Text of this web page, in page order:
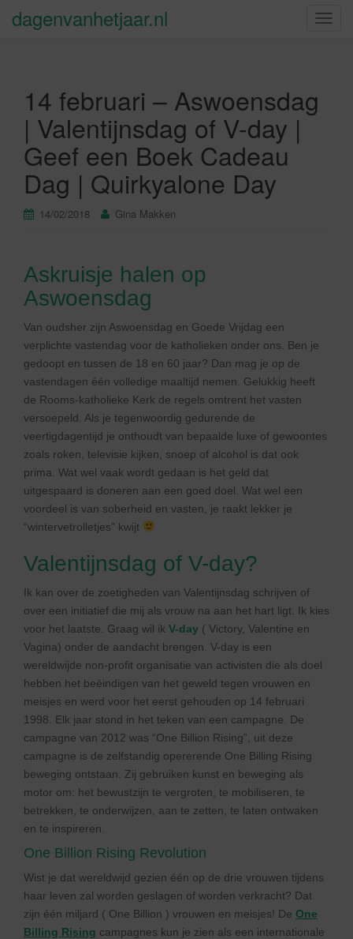
S
dagenvanhetjaar.nl
14 februari – Aswoensdag
| Valentijnsdag of V-day |
Geef een Boek Cadeau
Dag | Quirkyalone Day
14/02/2018 Gina Makken
Askruisje halen op
Aswoensdag
Van oudsher zijn Aswoensdag en Goede Vrijdag een
verplichte vastendag voor de katholieken onder ons. Ben je
gedoopt en tussen de 18 en 60 jaar? Dan mag je op de
vastendagen één volledige maaltijd nemen. Gelukkig heeft
de Rooms-katholieke Kerk de regels omtrent het vasten
versoepeld. Als je tegenwoordig gedurende de
veertigdagentijd je onthoudt van bepaalde luxe of gewoontes
zoals roken, televisie kijken, snoep of alcohol is dat ook
prima. Wat wel vaak wordt gedaan is het geld dat
uitgespaard is doneren aan een goed doel. Wat wel een
voordeel is van soberheid en vasten, je raakt lekker je
“wintervetrolletjes” kwijt
Valentijnsdag of V-day?
Ik kan over de zoetigheden van Valentijnsdag schrijven of
over een initiatief die mij als vrouw na aan het hart ligt. Ik kies
voor het laatste. Graag wil ik V-day ( Victory, Valentine en
Vagina) onder de aandacht brengen. V-day is een
wereldwijde non-profit organisatie van activisten die als doel
hebben het beëindigen van het geweld tegen vrouwen en
meisjes en werd voor het eerst gehouden op 14 februari
1998. Elk jaar stond in het teken van een campagne. De
campagne van 2012 was “One Billion Rising”, uit deze
campagne is de zelfstandig opererende One Billing Rising
beweging ontstaan. Zij gebruiken kunst en beweging als
motor om: het bewustzijn te vergroten, te mobiliseren, te
betrekken, te onderwijzen, aan te zetten, te laten ontwaken
en te inspireren.
One Billion Rising Revolution
Wist je dat wereldwijd gezien één op de drie vrouwen tijdens
haar leven zal worden geslagen of worden verkracht? Dat
zijn één miljard ( One Billion ) vrouwen en meisjes! De One
Billing Rising campagnes kun je zien als een internationale